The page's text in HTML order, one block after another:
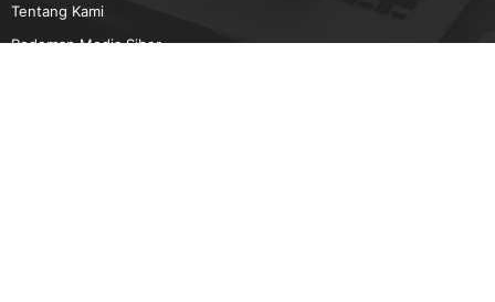
Tentang Kami
Pedoman Media Siber